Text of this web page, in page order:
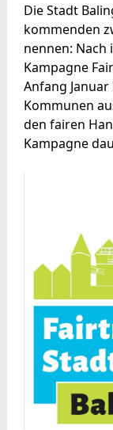
Die Stadt
kommenden
nennen:
Kampagne
Anfang
Kommunen
den fairen
Kampagne